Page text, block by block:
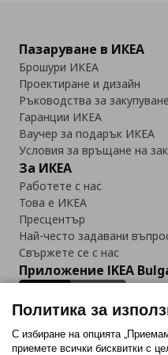
Пазаруване в ИКЕА
Брошури ИКЕА
Проектиране и дизайн
Ръководства за закупуване
Гаранции ИКЕА
Ваучер за подарък ИКЕА
Условия за връщане на
За ИКЕА
Работете с нас
Това е ИКЕА
Пресцентър
Най-често задавани
Свържете се с нас
Приложение IKEA
Политика за
С избиране на опцията
приемете всички бисквитки с